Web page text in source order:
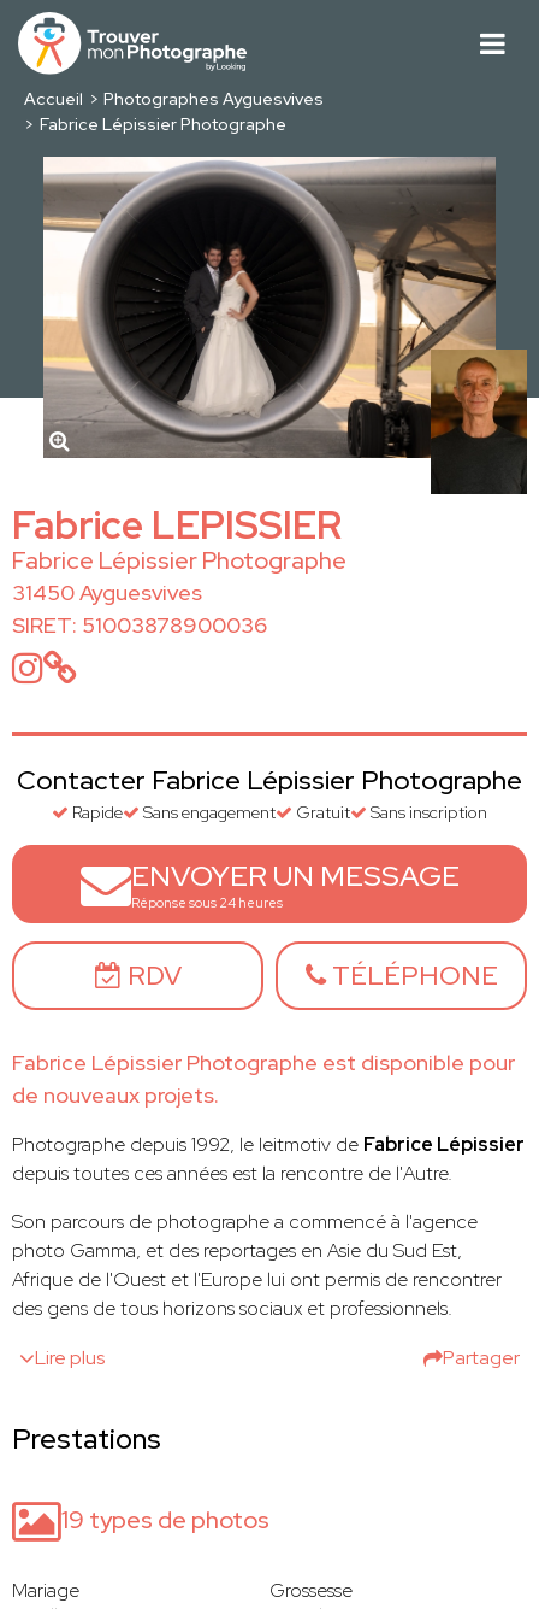
Accueil
Photographes Ayguesvives
Fabrice Lépissier Photographe
Fabrice LEPISSIER
Fabrice Lépissier Photographe
31450 Ayguesvives
SIRET: 51003878900036
Contacter Fabrice Lépissier Photographe
Rapide Sans engagement Gratuit Sans inscription
ENVOYER UN MESSAGE
Réponse sous 24 heures
RDV TÉLÉPHONE
Fabrice Lépissier Photographe est disponible pour
de nouveaux projets.
Photographe depuis 1992, le leitmotiv de Fabrice Lépissier
depuis toutes ces années est la rencontre de l'Autre.
Son parcours de photographe a commencé à l'agence
photo Gamma, et des reportages en Asie du Sud Est,
Afrique de l'Ouest et l'Europe lui ont permis de rencontrer
des gens de tous horizons sociaux et professionnels.
Lire plus
Partager
Prestations
19 types de photos
Mariage
Grossesse